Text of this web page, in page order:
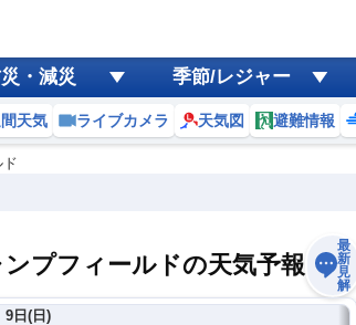
・減災 季節/レジャー
天気 ライブカメラ 天気図 避難情報
プフィールドの天気予報
最
新
見
解
9日(日)